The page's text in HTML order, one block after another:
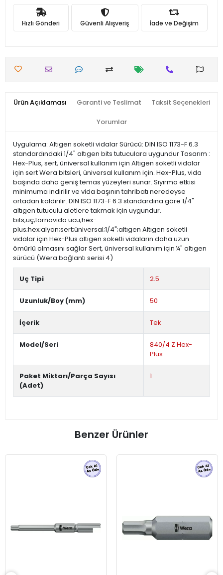
Hızlı Gönderi Güvenli Alışveriş İade ve Değişim
Ürün Açıklaması Garanti ve Teslimat Taksit Seçenekleri
Yorumlar
Uygulama: Altıgen soketli vidalar Sürücü: DIN ISO 1173-F 6.3
standardındaki 1/4" altıgen bits tutuculara uygundur Tasarım :
Hex-Plus, sert, üniversal kullanım için Altıgen soketli vidalar
için sert Wera bitsleri, üniversal kullanım için. Hex-Plus, vida
başında daha geniş temas yüzeyleri sunar. Sıyırma etkisi
minimuma indirilir ve vida başının tahribatı neredeyse
ortadan kaldırılır. DIN ISO 1173-F 6.3 standardına göre 1/4"
altıgen tutuculu aletlere takmak için uygundur.
bits;uç;tornavida ucu;hex-
plus;hex;alyan;sert;üniversal;1/4";altıgen Altıgen soketli
vidalar için Hex-Plus altıgen soketli vidaların daha uzun
ömürlü olmasını sağlar Sert, üniversal kullanım için ¼" altıgen
sürücü (Wera bağlantı serisi 4)
Uç Tipi 2.5
Uzunluk/Boy (mm) 50
İçerik Tek
Model/Seri
840/4 Z Hex-
Plus
Paket Miktarı/Parça Sayısı
(Adet)
1
Benzer Ürünler